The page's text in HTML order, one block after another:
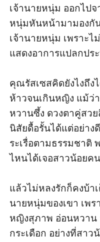
เจ้านายหนุ่ม ออกไป
หนุ่มหันหน้ามามองกั
เจ้านายหนุ่ม เพราะไ
แสดงอาการแปลกปร
คุณรัสเซสคิดยังไงถึง
ห้าวจนเกินหญิง แม้ว่
หวานซึ้ง ดวงตาคู่สว
นิสัยดื้อรั้นได้แต่อย่าง
ระเรื่อตามธรรมชาติ
ไหนได้เจอสาวน้อยค
แล้วไม่หลงรักก็คงบ้า
นายหนุ่มของเขา เพร
หญิงสุภาพ อ่อนหวาน
กระเดือก อย่างที่สา